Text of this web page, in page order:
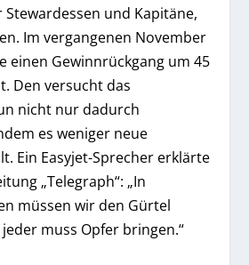
und Kapitäne,
Im vergangenen November
einen Gewinnrückgang um 45
Den versucht das
nicht nur dadurch
es weniger neue
Ein Easyjet-Sprecher erklärte
„Telegraph“: „In
müssen wir den Gürtel
muss Opfer bringen.“